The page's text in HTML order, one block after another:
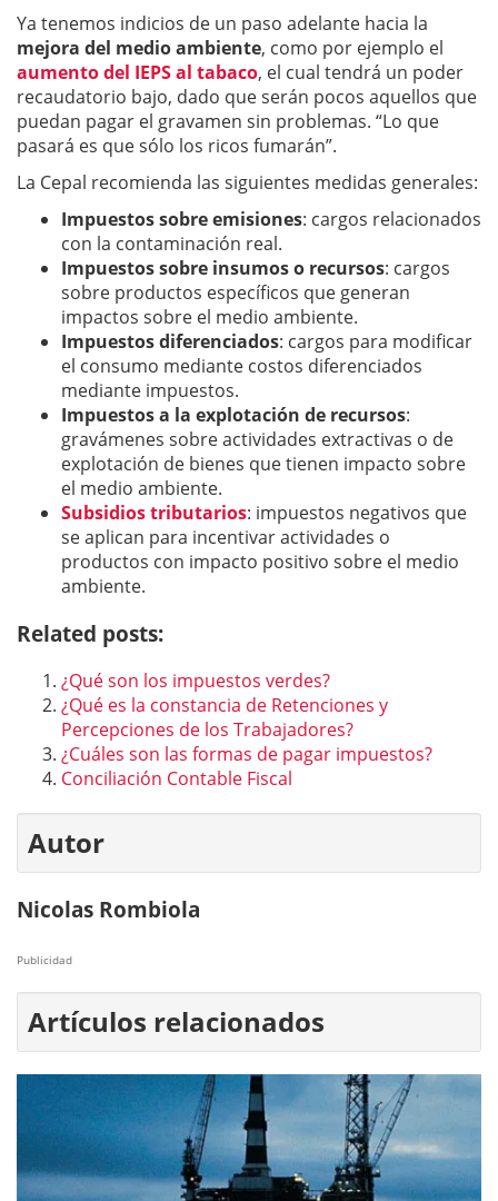
Ya tenemos indicios de un paso adelante hacia la
mejora del medio ambiente, como por ejemplo el
aumento del IEPS al tabaco, el cual tendrá un poder
recaudatorio bajo, dado que serán pocos aquellos que
puedan pagar el gravamen sin problemas. “Lo que
pasará es que sólo los ricos fumarán”.
La Cepal recomienda las siguientes medidas generales:
Impuestos sobre emisiones: cargos relacionados
con la contaminación real.
Impuestos sobre insumos o recursos: cargos
sobre productos específicos que generan
impactos sobre el medio ambiente.
Impuestos diferenciados: cargos para modificar
el consumo mediante costos diferenciados
mediante impuestos.
Impuestos a la explotación de recursos:
gravámenes sobre actividades extractivas o de
explotación de bienes que tienen impacto sobre
el medio ambiente.
Subsidios tributarios: impuestos negativos que
se aplican para incentivar actividades o
productos con impacto positivo sobre el medio
ambiente.
Related posts:
¿Qué son los impuestos verdes?
¿Qué es la constancia de Retenciones y
Percepciones de los Trabajadores?
¿Cuáles son las formas de pagar impuestos?
Conciliación Contable Fiscal
Autor
Nicolas Rombiola
Publicidad
Artículos relacionados